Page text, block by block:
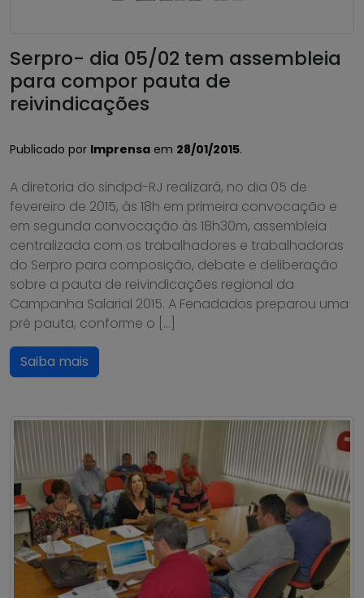
Serpro- dia 05/02 tem assembleia
para compor pauta de
reivindicações
Publicado por Imprensa em 28/01/2015.
A diretoria do sindpd-RJ realizará, no dia 05 de
fevereiro de 2015, às 18h em primeira convocação e
em segunda convocação às 18h30m, assembleia
centralizada com os trabalhadores e trabalhadoras
do Serpro para composição, debate e deliberação
sobre a pauta de reivindicações regional da
Campanha Salarial 2015. A Fenadados preparou uma
pré pauta, conforme o […]
Saiba mais